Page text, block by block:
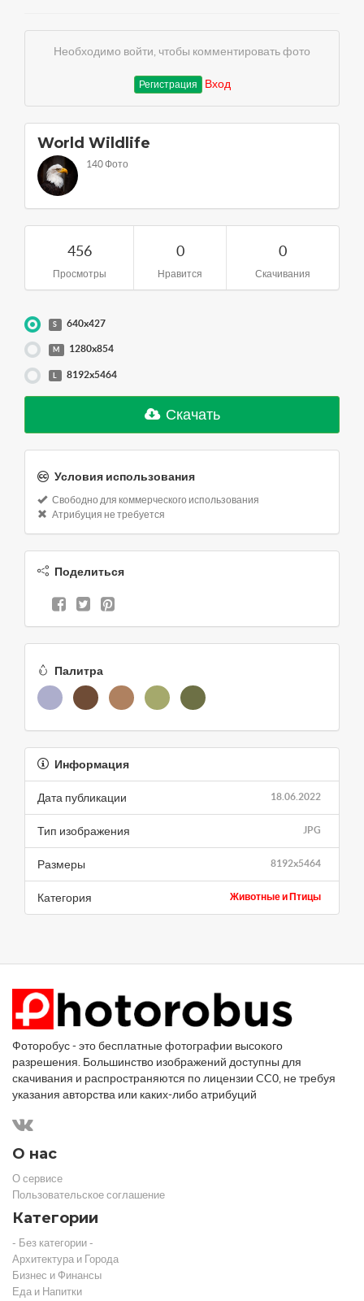
Необходимо войти, чтобы комментировать фото
Регистрация Вход
World Wildlife
140 Фото
456
Просмотры
0
Нравится
0
Скачивания
S 640x427
M 1280x854
8192x5464
Скачать
Условия использования
Свободно для коммерческого использования
Атрибуция не требуется
Поделиться
Палитра
Информация
18.06.2022
Дата публикации
JPG
Тип изображения
8192x5464
Размеры
Животные и Птицы
Категория
Фоторобус - это бесплатные фотографии высокого
разрешения. Большинство изображений доступны для
скачивания и распространяются по лицензии CC0, не требуя
указания авторства или каких-либо атрибуций
О нас
О сервисе
Пользовательское соглашение
Категории
- Без категории -
Архитектура и Города
Бизнес и Финансы
Еда и Напитки